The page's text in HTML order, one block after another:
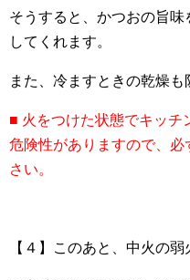
そうすると、かつおの旨
してくれます。
また、冷ますときの乾燥も
■ 火をつけた状態でキッチ
危険性がありますので、
さい。
【４】このあと、中火の